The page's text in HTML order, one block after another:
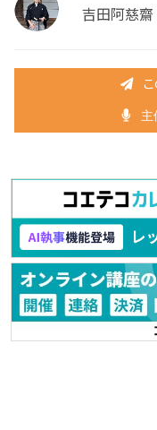
吉田阿慈齋
主